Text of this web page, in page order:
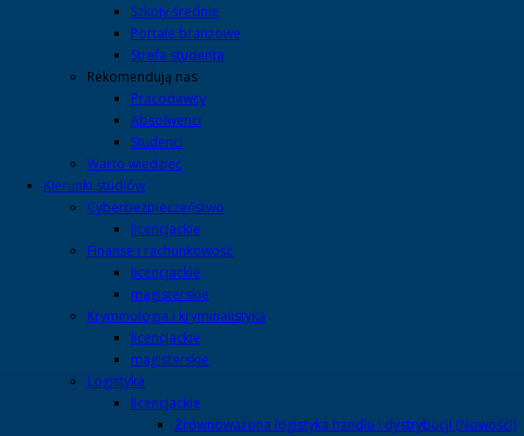
Szkoły średnie
Portale branżowe
Strefa studenta
Rekomendują nas
Pracodawcy
Absolwenci
Studenci
Warto wiedzieć
Kierunki studiów
Cyberbezpieczeństwo
licencjackie
Finanse i rachunkowość
licencjackie
magisterskie
Kryminologia i kryminalistyka
licencjackie
magisterskie
Logistyka
licencjackie
Zrównoważona logistyka handlu i dystrybucji (Nowość!)